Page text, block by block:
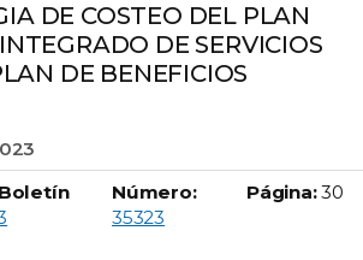
DE COSTEO DEL PLAN
DE SERVICIOS
DE BENEFICIOS
Número:
Boletín Oficial número:
35323
Página: 30